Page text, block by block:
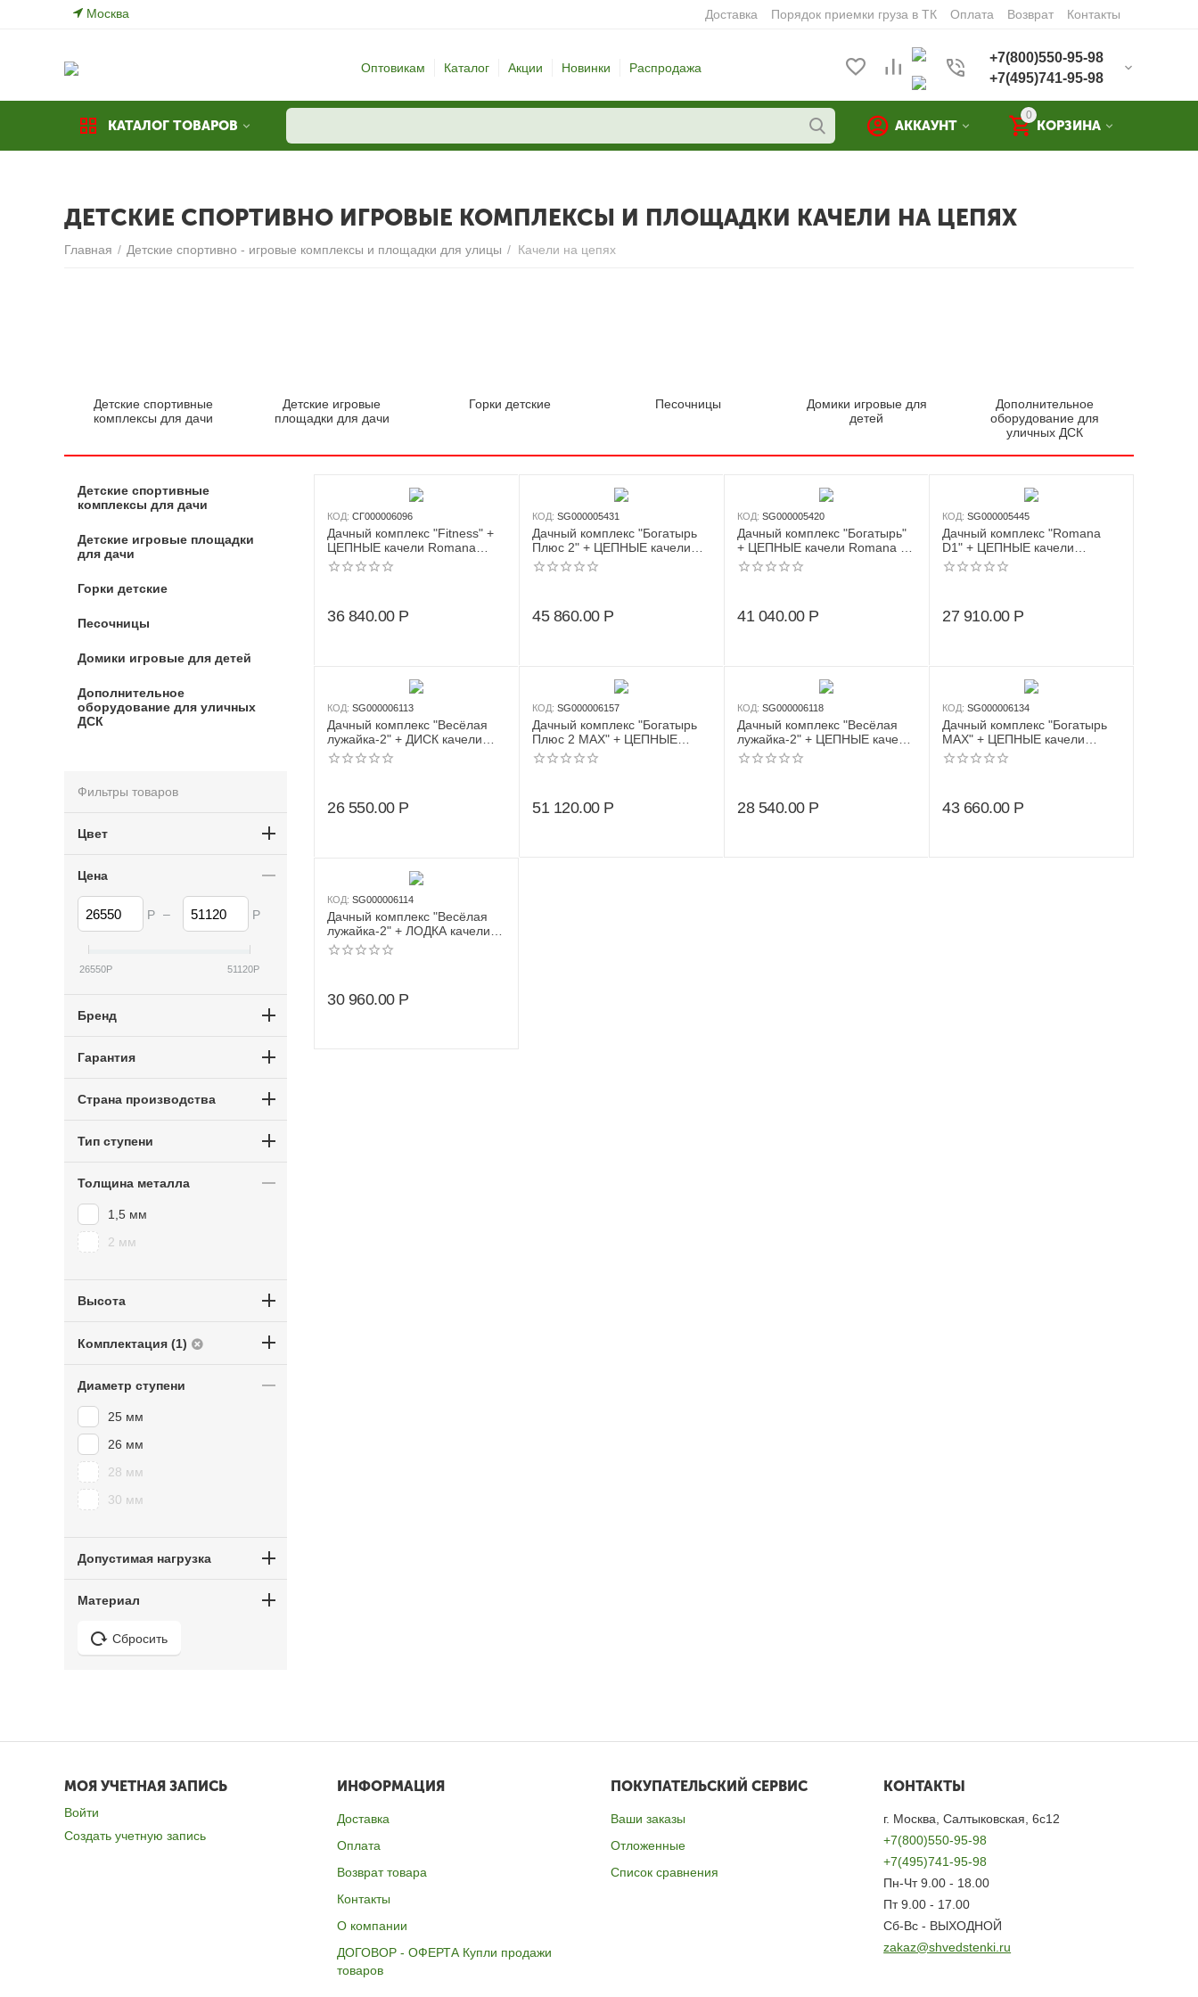
Москва Доставка Порядок приемки груза в ТК Оплата Возврат Контакты
Оптовикам Каталог Акции Новинки Распродажа
+7(800)550-95-98
+7(495)741-95-98
КАТАЛОГ ТОВАРОВ
0
КОРЗИНА
АККАУНТ
ДЕТСКИЕ СПОРТИВНО ИГРОВЫЕ КОМПЛЕКСЫ И ПЛОЩАДКИ КАЧЕЛИ НА ЦЕПЯХ
Главная / Детские спортивно - игровые комплексы и площадки для улицы / Качели на цепях
Детские спортивные
комплексы для дачи
Детские игровые
площадки для дачи
Горки детские Песочницы
Домики игровые для
детей
Дополнительное
оборудование для
уличных ДСК
КОД: СГ000006096
Дачный комплекс "Fitness" +
ЦЕПНЫЕ качели Romana
103.20.05 (серый/жёлтый)
36 840.00 Р
КОД: SG000005431
Дачный комплекс "Богатырь
Плюс 2" + ЦЕПНЫЕ качели
Romana R 103.12.05 (белый/
желтый)
45 860.00 Р
КОД: SG000005420
Дачный комплекс "Богатырь"
+ ЦЕПНЫЕ качели Romana R
103.07.04 (белый/желтый)
41 040.00 Р
КОД: SG000005445
Дачный комплекс "Romana
D1" + ЦЕПНЫЕ качели
103.31.06 (белый/желтый)
27 910.00 Р
КОД: SG000006113
Дачный комплекс "Весёлая
лужайка-2" + ДИСК качели
Romana R.103.25.04 (серый/
жёлтый)
26 550.00 Р
КОД: SG000006157
Дачный комплекс "Богатырь
Плюс 2 MAX" + ЦЕПНЫЕ
качели Romana 103.12.07
(серый/жёлтый)
51 120.00 Р
КОД: SG000006118
Дачный комплекс "Весёлая
лужайка-2" + ЦЕПНЫЕ качели
Romana R 103.25.04 (серый/
жёлтый)
28 540.00 Р
КОД: SG000006134
Дачный комплекс "Богатырь
MAX" + ЦЕПНЫЕ качели
Romana 103.07.07 (серый/
жёлтый)
43 660.00 Р
КОД: SG000006114
Дачный комплекс "Весёлая
лужайка-2" + ЛОДКА качели
Romana R.103.25.04 (серый/
жёлтый)
30 960.00 Р
Детские спортивные
комплексы для дачи
Детские игровые площадки
для дачи
Горки детские
Песочницы
Домики игровые для детей
Дополнительное
оборудование для уличных
ДСК
Фильтры товаров
Цвет
Цена
Р – Р
26550Р 51120Р
Бренд
Гарантия
Страна производства
Тип ступени
Толщина металла
1,5 мм
2 мм
Высота
Комплектация (1)
Диаметр ступени
25 мм
26 мм
28 мм
30 мм
Допустимая нагрузка
Материал
Сбросить
МОЯ УЧЕТНАЯ ЗАПИСЬ
Войти
Создать учетную запись
ИНФОРМАЦИЯ
Доставка
Оплата
Возврат товара
Контакты
О компании
ДОГОВОР - ОФЕРТА Купли продажи
товаров
ПОКУПАТЕЛЬСКИЙ СЕРВИС
Ваши заказы
Отложенные
Список сравнения
КОНТАКТЫ
г. Москва, Салтыковская, 6с12
+7(800)550-95-98
+7(495)741-95-98
Пн-Чт 9.00 - 18.00
Пт 9.00 - 17.00
Сб-Вс - ВЫХОДНОЙ
zakaz@shvedstenki.ru